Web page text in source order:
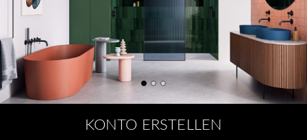
KONTO ERSTELLEN